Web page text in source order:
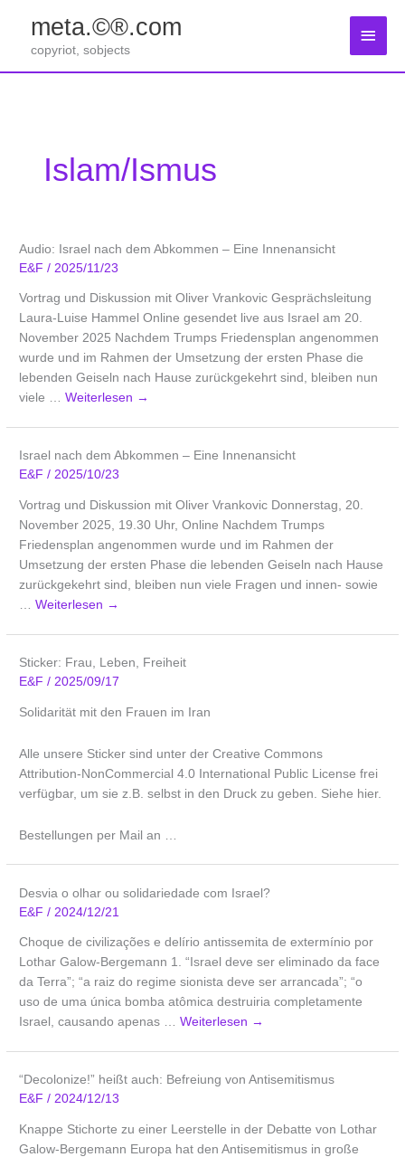
springen
meta.©®.com
copyriot, sobjects
Islam/ismus
Audio: Israel nach dem Abkommen – Eine Innenansicht
E&F/ 2025/11/23
Vortrag und Diskussion mit Oliver Vrankovic Gesprächsleitung
Laura-Luise Hammel Online gesendet live aus Israel am 20.
November 2025 Nachdem Trumps Friedensplan angenommen
wurde und im Rahmen der Umsetzung der ersten Phase die
lebenden Geiseln nach Hause zurückgekehrt sind, bleiben nun
viele …Weiterlesen →
Israel nach dem Abkommen – Eine Innenansicht
E&F/2025/10/23
Vortrag und Diskussion mit Oliver Vrankovic Donnerstag, 20.
November 2025, 19.30 Uhr, Online Nachdem Trumps
Friedensplan angenommen wurde und im Rahmen der
Umsetzung der ersten Phase die lebenden Geiseln nach Hause
zurückgekehrt sind, bleiben nun viele Fragen und innen- sowie
…Weiterlesen →
Sticker: Frau, Leben, Freiheit
E&F/2025/09/17
Solidarität mit den Frauen im Iran
Alle unsere Sticker sind unter der Creative Commons
Attribution-NonCommercial 4.0 International Public License frei
verfügbar, um sie z.B. selbst in den Druck zu geben. Siehe hier.
Bestellungen per Mail an …
Desvia o olhar ou solidariedade com Israel?
E&F/ 2024/12/21
Choque de civilizações e delírio antissemita de extermínio por
Lothar Galow-Bergemann 1. “Israel deve ser eliminado da face
da Terra”; “a raiz do regime sionista deve ser arrancada”; “o
uso de uma única bomba atômica destruiria completamente
Israel, causando apenas …Weiterlesen →
“Decolonize!” heißt auch: Befreiung von Antisemitismus
E&F/2024/12/13
Knappe Stichorte zu einer Leerstelle in der Debatte von Lothar
Galow-Bergemann Europa hat den Antisemitismus in große